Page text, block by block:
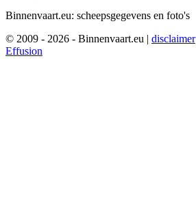
Binnenvaart.eu: scheepsgegevens en foto's
© 2009 - 2026 - Binnenvaart.eu | disclaimer
Effusion